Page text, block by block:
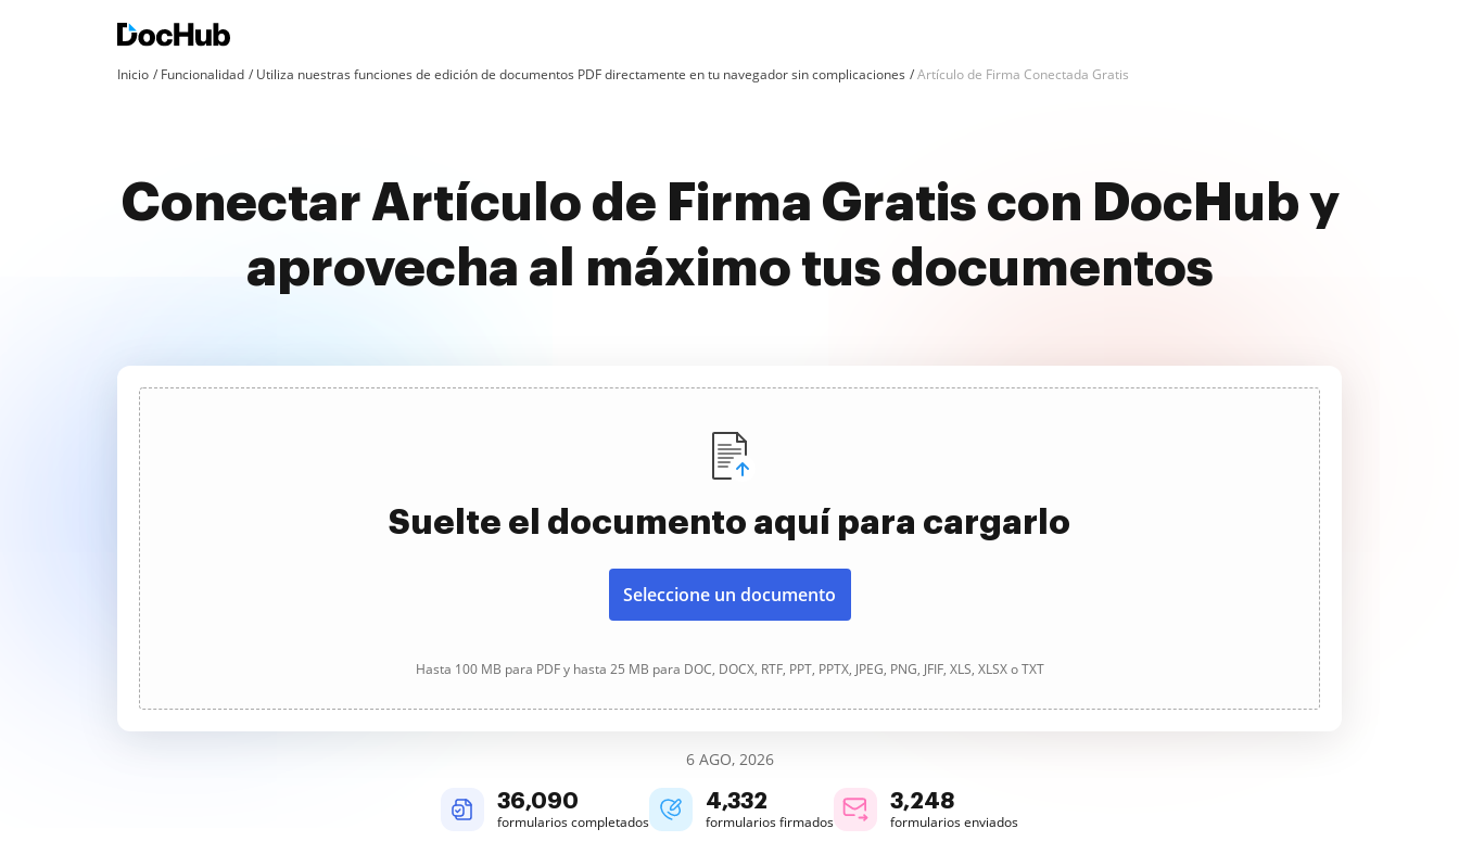
Inicio Funcionalidad Utiliza nuestras funciones de edición de documentos PDF directamente en tu navegador sin complicaciones Artículo de Firma Conectada Gratis
Conectar Artículo de Firma Gratis con DocHub y
aprovecha al máximo tus documentos
Suelte el documento aquí para cargarlo
Seleccione un documento
Hasta 100 MB para PDF y hasta 25 MB para DOC, DOCX, RTF, PPT, PPTX, JPEG, PNG, JFIF, XLS, XLSX o TXT
6 AGO, 2026
36,090
formularios completados
4,332
formularios firmados
3,248
formularios enviados